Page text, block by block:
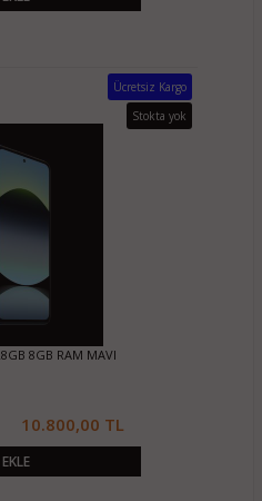
Ücretsiz Kargo
Stokta yok
8GB RAM MAVI
10.800,00 TL